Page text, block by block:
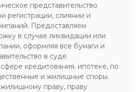
представительство
регистрации, слиянии и
Предоставляем
в случае ликвидации или
оформляя все бумаги и
в суде.
кредитования, ипотеке, по
и жилищные споры.
праву, праву